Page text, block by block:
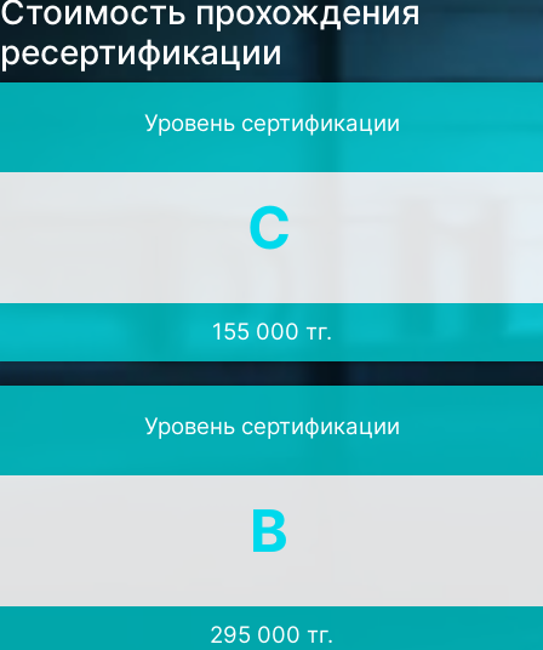
Стоимость прохождения
ресертификации
Уровень сертификации
C
155 000 тг.
Уровень сертификации
B
295 000 тг.